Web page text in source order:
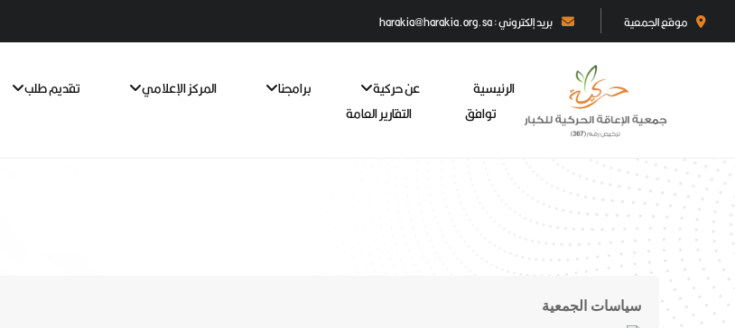
موقع الجمعية بريد إلكتروني : harakia@harakia.org.sa
الرئيسية عن حركية برامجنا المركز الإعلامي تقديم طلب
توافق
التقارير العامة
سياسات الجمعية